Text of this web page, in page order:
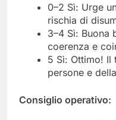
0–2 Sì: Urge
rischia di
3–4 Sì: Buona
coerenza e
5 Sì: Ottimo! Il
persone e
Consiglio operativo: